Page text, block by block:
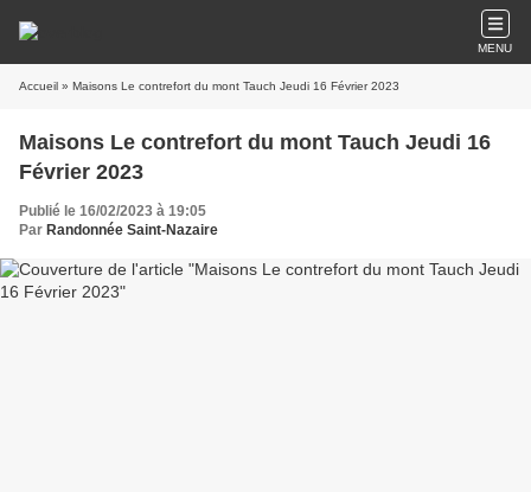
MENU
Accueil » Maisons Le contrefort du mont Tauch Jeudi 16 Février 2023
Maisons Le contrefort du mont Tauch Jeudi 16
Février 2023
Publié le 16/02/2023 à 19:05
Par Randonnée Saint-Nazaire